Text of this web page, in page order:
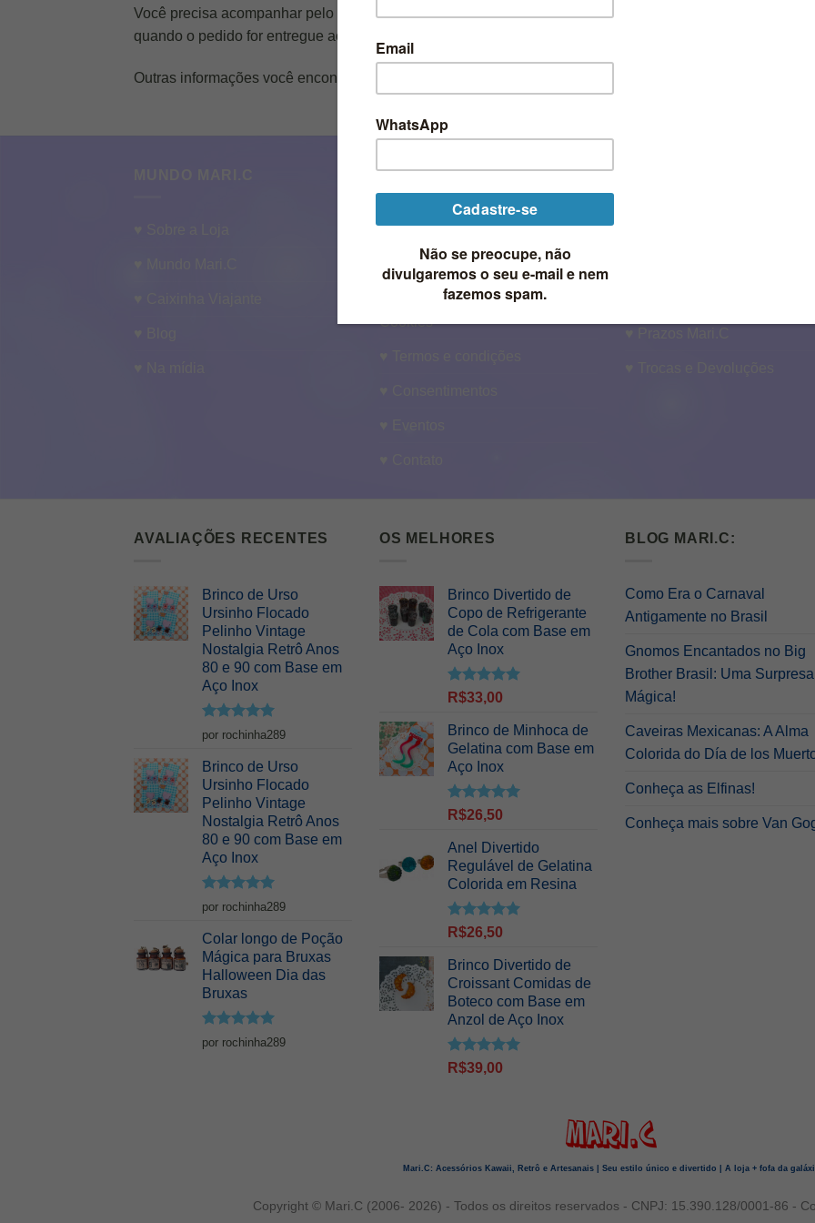
Você precisa acompanhar pelo site ou aplicativo dos correios ou transportadora usando o rastreio que
quando o pedido for entregue aos Correios ou transportadora.
Outras informações você encontra na
INFO MARI.C
♥ Política da Mari.C
♥ Qualidade Mari.C
♥ Politica de Privacidade –
Cookies
AVALIAÇÕES RECENTES
Brinco de Urso
Ursinho Flocado
Pelinho Vintage
Nostalgia Retrô Anos
80 e 90 com Base em
Aço Inox
Avaliação5
de 5
por rochinha289
Brinco de Urso
Ursinho Flocado
Pelinho Vintage
Nostalgia Retrô Anos
80 e 90 com Base em
Aço Inox
Avaliação5
de 5
por rochinha289
Colar longo de Poção
Mágica para Bruxas
Halloween Dia das
Bruxas
Avaliação5
de 5
por rochinha289
OS MELHORES
Brinco Divertido de
Copo de Refrigerante
de Cola com Base em
Aço Inox
Avaliação
R$33,00
Brinco de Minhoca de
Gelatina com Base em
Aço Inox
Avaliação
R$26,50
Anel Divertido
Regulável de Gelatina
Colorida em Resina
Avaliação
R$26,50
Brinco Divertido de
Croissant Comidas de
Boteco com Base em
Anzol de Aço Inox
Avaliação
R$39,00
BLOG MARI.C:
Como Era o Carnaval
Antigamente no Brasil
Gnomos Encantados no Big
Brother Brasil: Uma Surpresa
Mágica!
Caveiras Mexicanas: A Alma
Colorida do Día de los
Conheça as Elfinas!
Conheça mais sobre Van
Mari.C: Acessórios Kawaii, Retrô e Artesanais | Seu estilo único e divertido | A loja + fofa da
Copyright © Mari.C (2006- 2026) - Todos os direitos reservados - CNPJ: 15.390.128/0001-86 -